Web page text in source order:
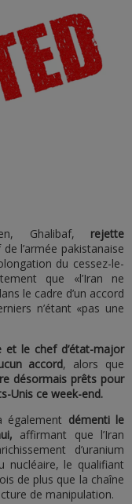
Ghalibaf, rejette
l’armée pakistanaise
du cessez-le-
que «l’Iran ne
le cadre d’un accord
n’étant «pas une
et le chef d’état-major
accord, alors que
désormais prêts pour
Unis ce week-end.
également démenti le
affirmant que l’Iran
d’uranium
nucléaire, le qualifiant
de plus que la chaîne
de manipulation.